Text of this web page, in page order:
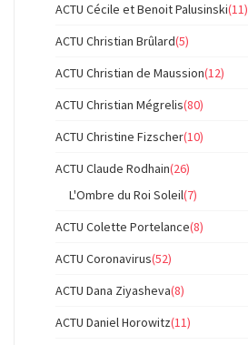
ACTU Cécile et Benoit Palusinski(11)
ACTU Christian Brûlard(5)
ACTU Christian de Maussion(12)
ACTU Christian Mégrelis(80)
ACTU Christine Fizscher(10)
ACTU Claude Rodhain(26)
L'Ombre du Roi Soleil(7)
ACTU Colette Portelance(8)
ACTU Coronavirus(52)
ACTU Dana Ziyasheva(8)
ACTU Daniel Horowitz(11)